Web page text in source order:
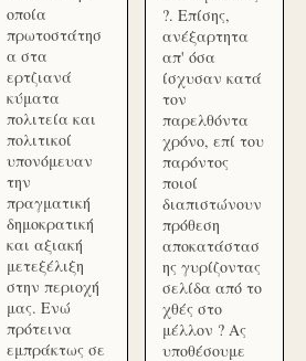
οποία
πρωτοστάτησ
α στα
ερτζιανά
κύματα
πολιτεία και
πολιτικοί
υπονόμευαν
την
πραγματική
δημοκρατική
και αξιακή
μετεξέλιξη
στην περιοχή
μας. Ενώ
πρότεινα
εμπράκτως σε
?. Επίσης,
ανέξαρτητα
απ' όσα
ίσχυσαν κατά
τον
παρελθόντα
χρόνο, επί του
παρόντος
ποιοί
διαπιστώνουν
πρόθεση
αποκατάστασ
ης γυρίζοντας
σελίδα από το
χθές στο
μέλλον ? Ας
υποθέσουμε